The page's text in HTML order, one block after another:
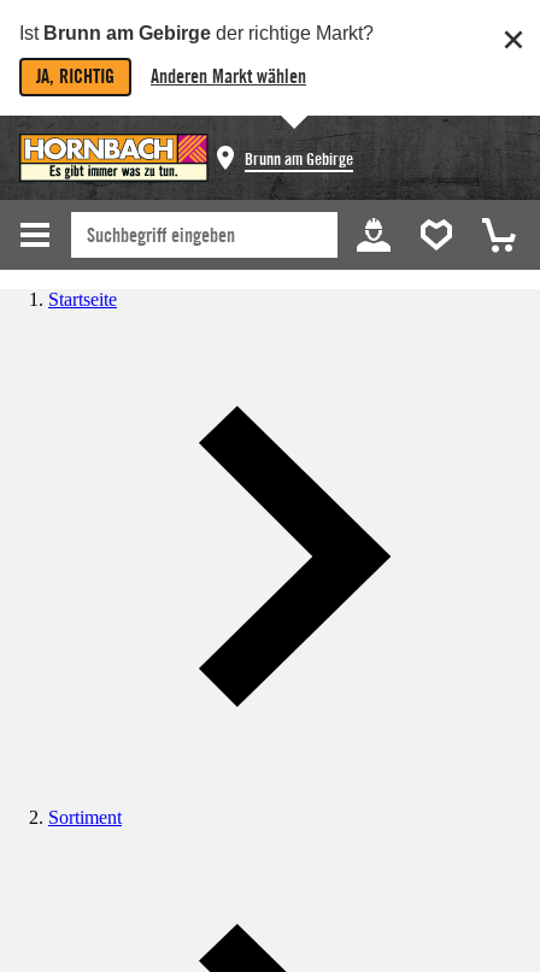
Ist Brunn am Gebirge der richtige Markt?
JA, RICHTIG Anderen Markt wählen
Brunn am Gebirge
Startseite
Sortiment